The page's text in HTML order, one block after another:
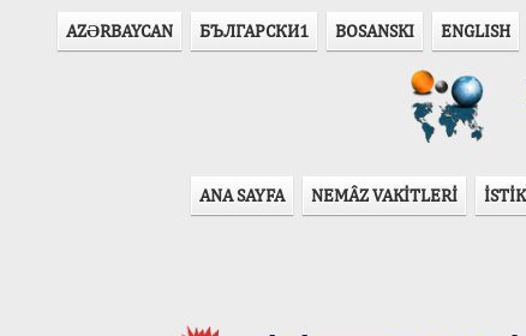
AZӘRBAYCAN БЪЛГАРСКИ1 BOSANSKI ENGLISH
ANA SAYFA NEMÂZ VAKİTLERİ